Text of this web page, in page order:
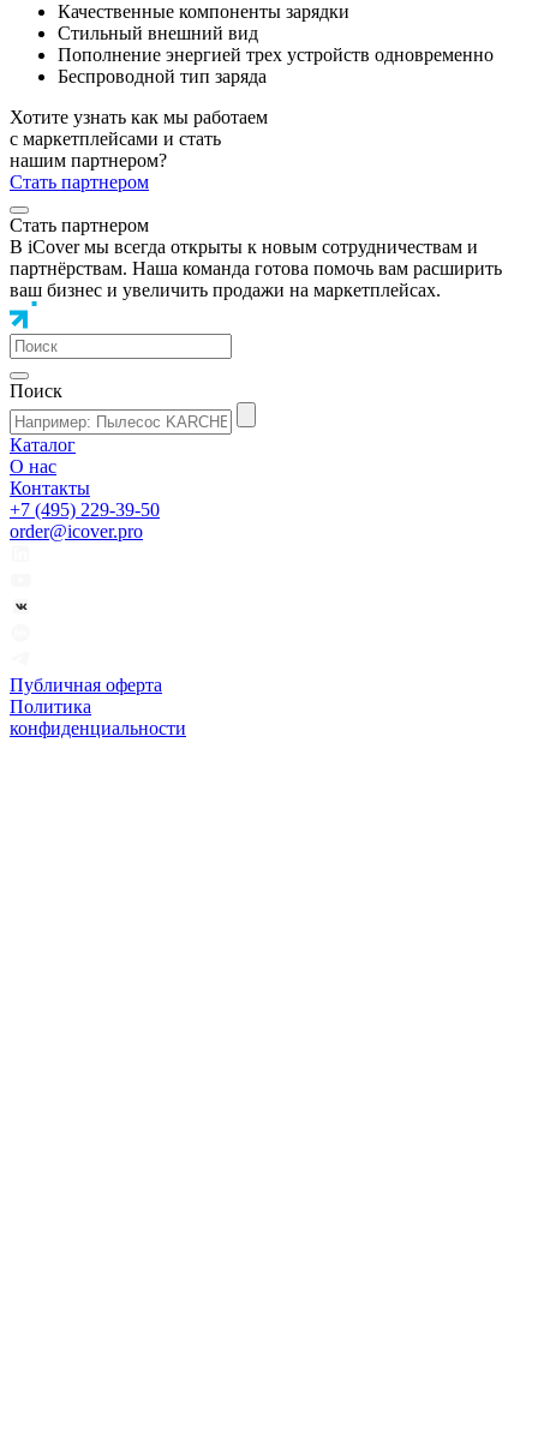
Качественные компоненты зарядки
Стильный внешний вид
Пополнение энергией трех устройств одновременно
Беспроводной тип заряда
Хотите узнать как мы работаем
с маркетплейсами и стать
нашим партнером?
Стать партнером
Стать партнером
В iCover мы всегда открыты к новым сотрудничествам и
партнёрствам. Наша команда готова помочь вам расширить
ваш бизнес и увеличить продажи на маркетплейсах.
Поиск
Каталог
О нас
Контакты
+7 (495) 229-39-50
order@icover.pro
Публичная оферта
Политика
конфиденциальности